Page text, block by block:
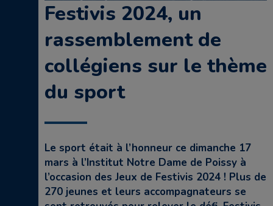
Festivis 2024, un
rassemblement de
collégiens sur le thème
du sport
Le sport était à l’honneur ce dimanche 17
mars à l’Institut Notre Dame de Poissy à
l’occasion des Jeux de Festivis 2024 ! Plus de
270 jeunes et leurs accompagnateurs se